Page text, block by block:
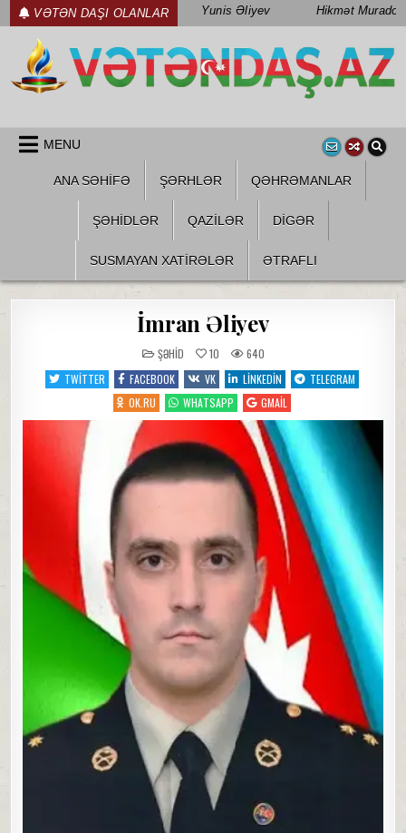
Skip
to
content
VƏTƏN DAŞI OLANLAR Yunis Əliyev Hikmət Muradov
MENU
ANA SƏHİFƏ ŞƏRHLƏR QƏHRƏMANLAR
ŞƏHIDLƏR QAZILƏR DIGƏR
SUSMAYAN XATİRƏLƏR ƏTRAFLI
İmran Əliyev
POSTED
IN
ŞƏHID 10
640
TWITTER
FACEBOOK VK LINKEDIN
TELEGRAM
OK.RU
WHATSAPP GMAIL